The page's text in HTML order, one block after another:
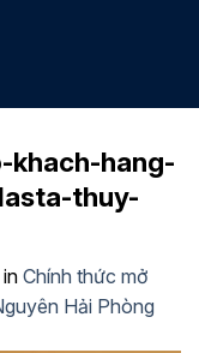
khach-hang-
thuy-
in Chính thức mở
Hải Phòng